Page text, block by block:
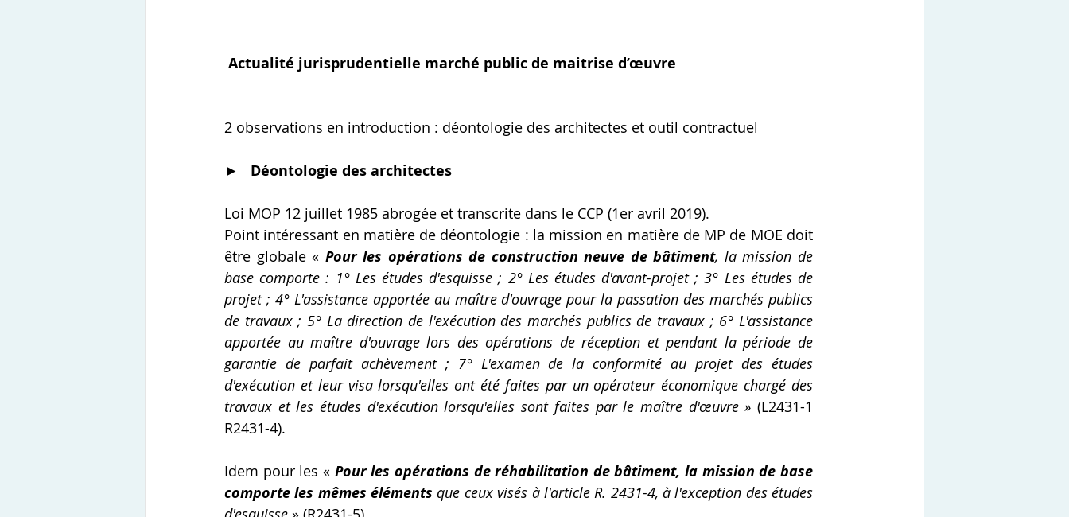
Actualité jurisprudentielle marché public de maitrise d’œuvre
2 observations en introduction : déontologie des architectes et outil contractuel
► Déontologie des architectes
Loi MOP 12 juillet 1985 abrogée et transcrite dans le CCP (1er avril 2019).
Point intéressant en matière de déontologie : la mission en matière de MP de MOE doit
être globale « Pour les opérations de construction neuve de bâtiment, la mission de
base comporte : 1° Les études d'esquisse ; 2° Les études d'avant-projet ; 3° Les études de
projet ; 4° L'assistance apportée au maître d'ouvrage pour la passation des marchés publics
de travaux ; 5° La direction de l'exécution des marchés publics de travaux ; 6° L'assistance
apportée au maître d'ouvrage lors des opérations de réception et pendant la période de
garantie de parfait achèvement ; 7° L'examen de la conformité au projet des études
d'exécution et leur visa lorsqu'elles ont été faites par un opérateur économique chargé des
travaux et les études d'exécution lorsqu'elles sont faites par le maître d'œuvre » (L2431-1
R2431-4).
Idem pour les « Pour les opérations de réhabilitation de bâtiment, la mission de base
comporte les mêmes éléments que ceux visés à l'article R. 2431-4, à l'exception des études